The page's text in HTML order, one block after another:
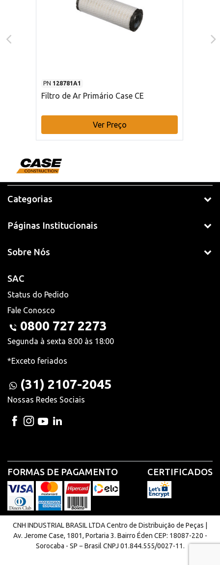
PN 128781A1
Filtro de Ar Primário Case CE
Ver Preço
Categorias
Páginas Institucionais
Sobre Nós
SAC
Status do Pedido
Fale Conosco
0800 727 2273
Segunda à sexta 8:00 às 18:00
*Exceto feriados
(31) 2107-2045
Nossas Redes Sociais
FORMAS DE PAGAMENTO CERTIFICADOS
CNH INDUSTRIAL BRASIL LTDA Centro de Distribuição de Peças |
Av. Jerome Case, 1801, Portaria 3. Bairro Éden CEP: 18087-220 -
Sorocaba - SP − Brasil CNPJ 01.844.555/0027-11.